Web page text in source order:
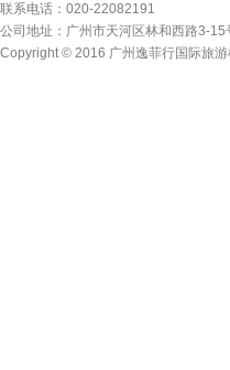
联系电话：020-22082191
公司地址：广州市天河区林和西路3-
Copyright © 2016 广州逸菲行国际旅